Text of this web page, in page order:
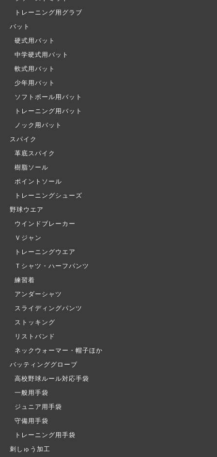
トレーニング用グラブ
バット
硬式用バット
中学硬式用バット
軟式用バット
少年用バット
ソフトボール用バット
トレーニング用バット
ノック用バット
スパイク
革底スパイク
樹脂ソール
ポイントソール
トレーニングシューズ
野球ウエア
ウインドブレーカー
Ｖジャン
トレーニングウエア
Ｔシャツ・ハーフパンツ
練習着
アンダーシャツ
スライディングパンツ
ストッキング
リストバンド
ネックウォーマー・帽子ほか
バッティンググローブ
高校野球ルール対応手袋
一般用手袋
ジュニア用手袋
守備用手袋
トレーニング用手袋
刺しゅう加工